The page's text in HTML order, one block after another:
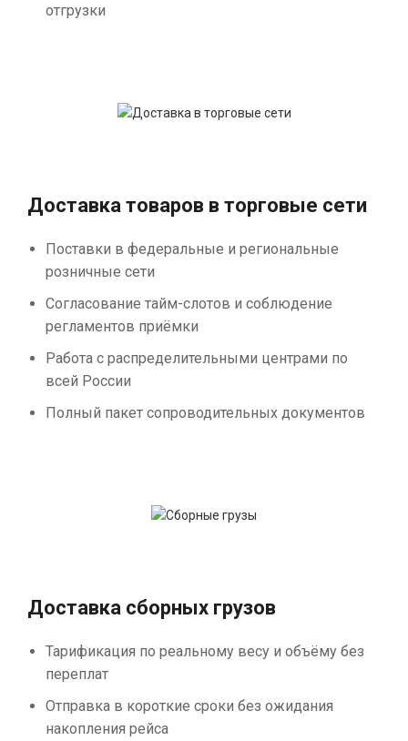
отгрузки
Доставка товаров в торговые сети
Поставки в федеральные и региональные
розничные сети
Согласование тайм-слотов и соблюдение
регламентов приёмки
Работа с распределительными центрами по
всей России
Полный пакет сопроводительных документов
Доставка сборных грузов
Тарификация по реальному весу и объёму без
переплат
Отправка в короткие сроки без ожидания
накопления рейса